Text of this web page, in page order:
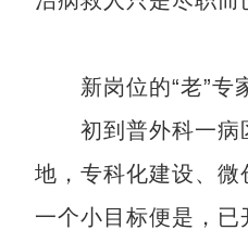
新岗位的“老”专
初到普外科一病区
地，专科化建设、
一个小目标便是，已